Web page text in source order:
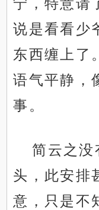
宁，特意请
说是看看少
东西缠上了
语气平静，
事。
简云之没
头，此安排
意，只是不